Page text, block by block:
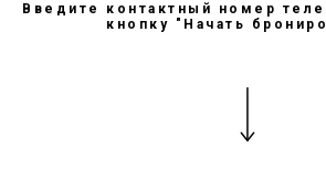
Введите контактный номер
кнопку "Начать